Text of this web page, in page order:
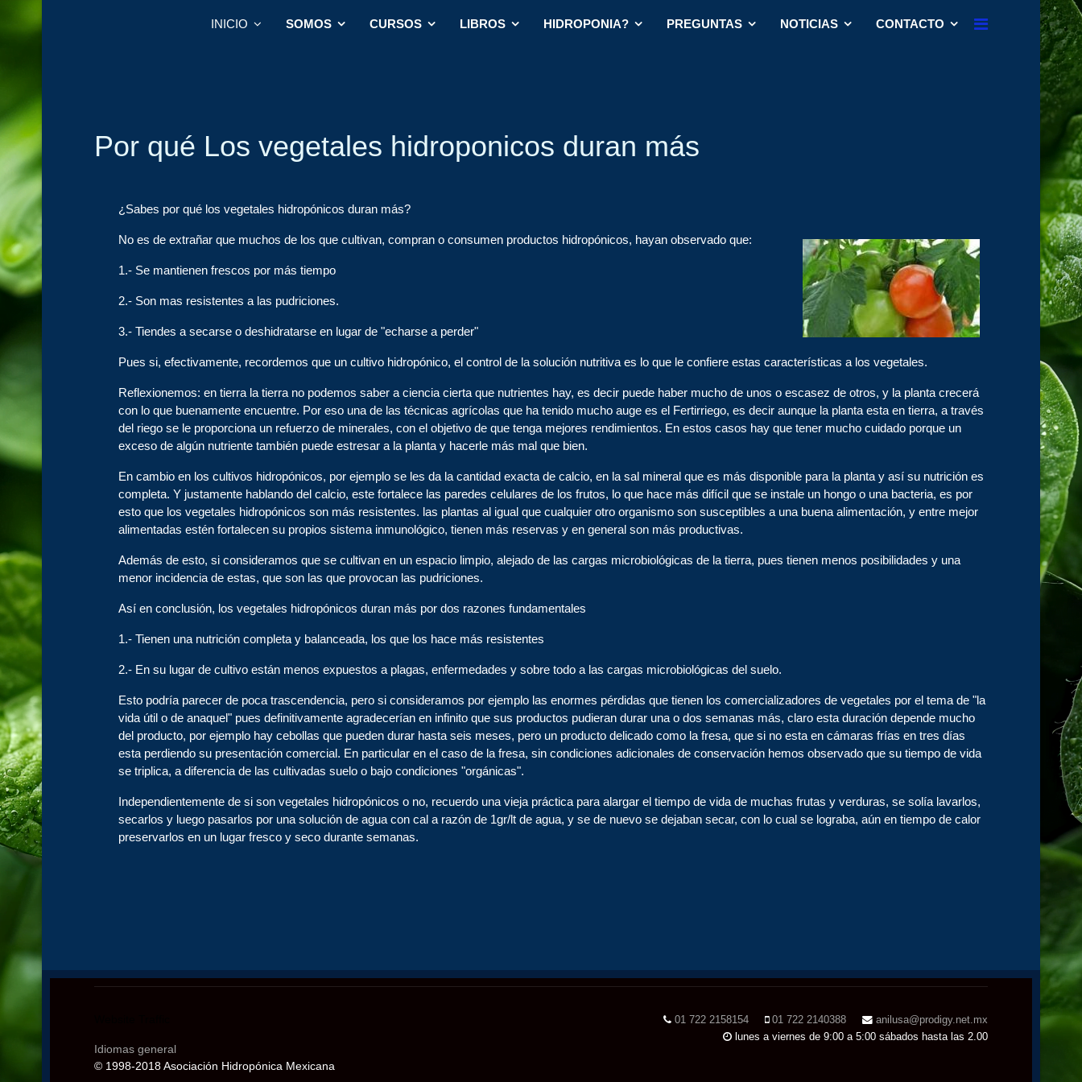
INICIO SOMOS CURSOS LIBROS HIDROPONIA? PREGUNTAS NOTICIAS CONTACTO
Por qué Los vegetales hidroponicos duran más
¿Sabes por qué los vegetales hidropónicos duran más?
No es de extrañar que muchos de los que cultivan, compran o consumen productos hidropónicos, hayan observado que:
1.- Se mantienen frescos por más tiempo
2.- Son mas resistentes a las pudriciones.
3.- Tiendes a secarse o deshidratarse en lugar de "echarse a perder"
Pues si, efectivamente, recordemos que un cultivo hidropónico, el control de la solución nutritiva es lo que le confiere estas características a los vegetales.
Reflexionemos: en tierra la tierra no podemos saber a ciencia cierta que nutrientes hay, es decir puede haber mucho de unos o escasez de otros, y la planta crecerá
con lo que buenamente encuentre. Por eso una de las técnicas agrícolas que ha tenido mucho auge es el Fertirriego, es decir aunque la planta esta en tierra, a través
del riego se le proporciona un refuerzo de minerales, con el objetivo de que tenga mejores rendimientos. En estos casos hay que tener mucho cuidado porque un
exceso de algún nutriente también puede estresar a la planta y hacerle más mal que bien.
En cambio en los cultivos hidropónicos, por ejemplo se les da la cantidad exacta de calcio, en la sal mineral que es más disponible para la planta y así su nutrición es
completa. Y justamente hablando del calcio, este fortalece las paredes celulares de los frutos, lo que hace más difícil que se instale un hongo o una bacteria, es por
esto que los vegetales hidropónicos son más resistentes. las plantas al igual que cualquier otro organismo son susceptibles a una buena alimentación, y entre mejor
alimentadas estén fortalecen su propios sistema inmunológico, tienen más reservas y en general son más productivas.
Además de esto, si consideramos que se cultivan en un espacio limpio, alejado de las cargas microbiológicas de la tierra, pues tienen menos posibilidades y una
menor incidencia de estas, que son las que provocan las pudriciones.
Así en conclusión, los vegetales hidropónicos duran más por dos razones fundamentales
1.- Tienen una nutrición completa y balanceada, los que los hace más resistentes
2.- En su lugar de cultivo están menos expuestos a plagas, enfermedades y sobre todo a las cargas microbiológicas del suelo.
Esto podría parecer de poca trascendencia, pero si consideramos por ejemplo las enormes pérdidas que tienen los comercializadores de vegetales por el tema de "la
vida útil o de anaquel" pues definitivamente agradecerían en infinito que sus productos pudieran durar una o dos semanas más, claro esta duración depende mucho
del producto, por ejemplo hay cebollas que pueden durar hasta seis meses, pero un producto delicado como la fresa, que si no esta en cámaras frías en tres días
esta perdiendo su presentación comercial. En particular en el caso de la fresa, sin condiciones adicionales de conservación hemos observado que su tiempo de vida
se triplica, a diferencia de las cultivadas suelo o bajo condiciones "orgánicas".
Independientemente de si son vegetales hidropónicos o no, recuerdo una vieja práctica para alargar el tiempo de vida de muchas frutas y verduras, se solía lavarlos,
secarlos y luego pasarlos por una solución de agua con cal a razón de 1gr/lt de agua, y se de nuevo se dejaban secar, con lo cual se lograba, aún en tiempo de calor
preservarlos en un lugar fresco y seco durante semanas.
Idiomas general
© 1998-2018 Asociación Hidropónica Mexicana
01 722 2158154 01 722 2140388
anilusa@prodigy.net.mx
lunes a viernes de 9:00 a 5:00 sábados hasta las 2.00